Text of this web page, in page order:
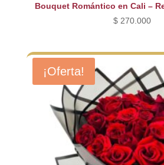
Bouquet Romántico en Cali –
$270.000
¡Oferta!